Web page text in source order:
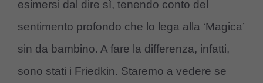
esimersi dal dire sì, tenendo conto del
sentimento profondo che lo lega alla ‘Magica’
sin da bambino. A fare la differenza, infatti,
sono stati i Friedkin. Staremo a vedere se